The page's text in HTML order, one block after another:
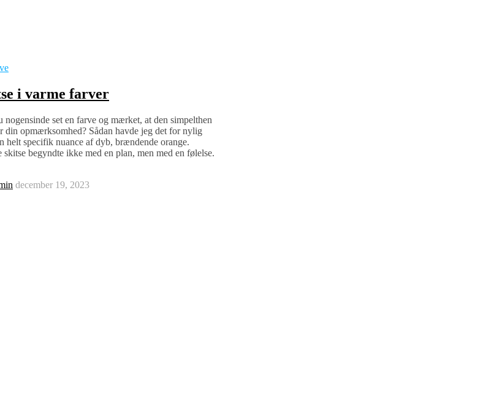
i varme farver
nogensinde set en farve og mærket, at den simpelthen
din opmærksomhed? Sådan havde jeg det for nylig
helt specifik nuance af dyb, brændende orange.
skitse begyndte ikke med en plan, men med en følelse.
december 19, 2023